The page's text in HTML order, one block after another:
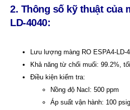
2. Thông số kỹ thuật của
LD-4040:
Lưu lượng màng RO ESPA4-LD-
Khả năng từ chối muối: 99.2%,
Điều kiện kiểm tra:
Nồng độ Nacl: 500 ppm
Áp suất vận hành: 100